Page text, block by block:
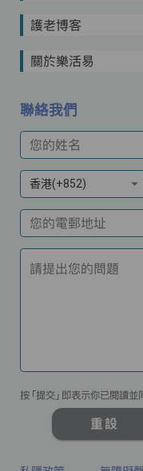
護老博客
關於樂活易
聯絡我們
您的姓名
香港(+852)
您的電郵地址
請提出您的問題
按「提交」即表示你已閱讀
重設